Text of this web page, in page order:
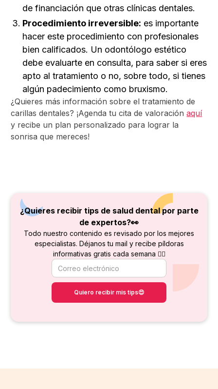
de financiación que otras clínicas dentales.
Procedimiento irreversible: es importante
hacer este procedimiento con profesionales
bien calificados. Un odontólogo estético
debe evaluarte en consulta, para saber si eres
apto al tratamiento o no, sobre todo, si tienes
algún padecimiento como bruxismo.
¿Quieres más información sobre el tratamiento de
carillas dentales? ¡Agenda tu cita de valoraciónaquí
y recibe un plan personalizado para lograr la
sonrisa que mereces!
¿Quieres recibir tips de salud dental por parte
de expertos?👀
Todo nuestro contenido es revisado por los mejores
especialistas. Déjanos tu mail y recibe píldoras
informativas gratis cada semana 👇🏻